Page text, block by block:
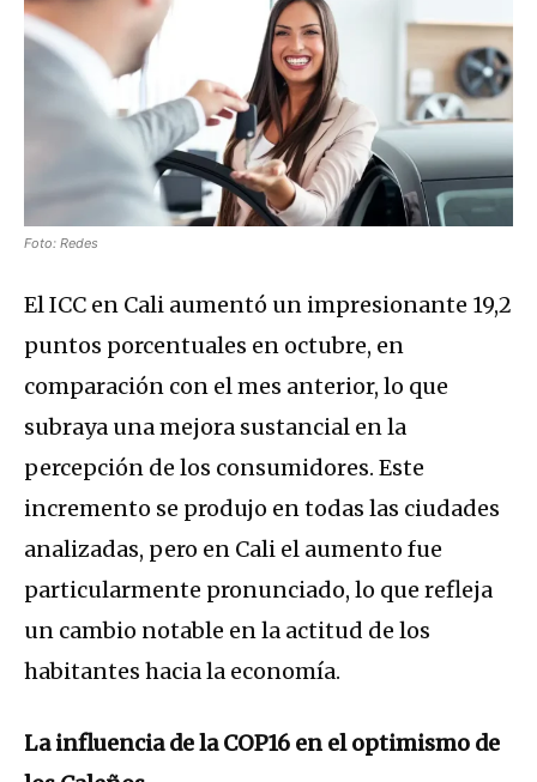
Foto: Redes
El ICC en Cali aumentó un impresionante 19,2
puntos porcentuales en octubre, en
comparación con el mes anterior, lo que
subraya una mejora sustancial en la
percepción de los consumidores. Este
incremento se produjo en todas las ciudades
analizadas, pero en Cali el aumento fue
particularmente pronunciado, lo que refleja
un cambio notable en la actitud de los
habitantes hacia la economía.
La influencia de la COP16 en el optimismo de